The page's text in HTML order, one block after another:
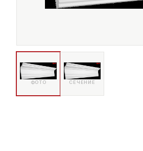
ФОТО СЕЧЕНИЕ